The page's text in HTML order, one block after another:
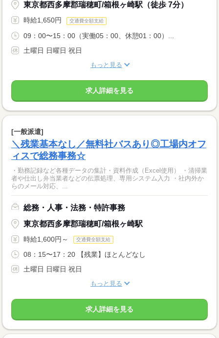
東京都西多摩郡瑞穂町/箱根ヶ崎駅（徒歩 7分）
時給1,650円 交通費全額支給
09：00〜15：00（実働05：00、休憩01：00）...
土曜日 日曜日 祝日
もっと見る
求人詳細を見る
[一般派遣]
＼残業基本なし／無料社バスあり◎工場内オフ
ィスで総務事務☆
・勤務記録など各種データの集計・資料作成（Excel使用） ・清掃業
者や仕出し弁当業者などの伝票処理、専用システム入力 ・社内外か
らのメール対応、...
総務・人事・法務・特許事務
東京都西多摩郡瑞穂町/箱根ヶ崎駅
時給1,600円～ 交通費全額支給
08：15〜17：20 【残業】ほとんどなし
土曜日 日曜日 祝日
もっと見る
求人詳細を見る